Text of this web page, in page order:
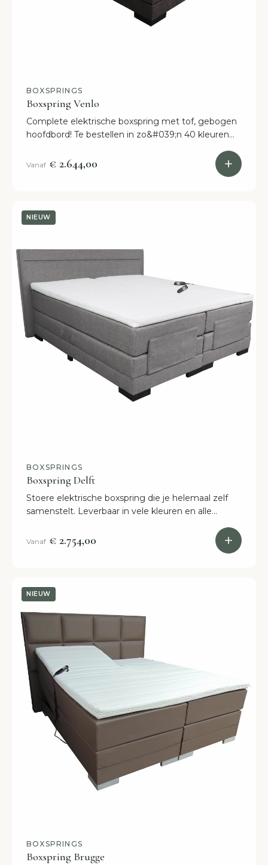
BOXSPRINGS
Boxspring Venlo
Complete elektrische boxspring met tof, gebogen
hoofdbord! Te bestellen in zo&#039;n 40 kleuren
weken in huis!
Vanaf € 2.644,00
NIEUW
BOXSPRINGS
Boxspring Delft
Stoere elektrische boxspring die je helemaal zelf
samenstelt. Leverbaar in vele kleuren en alle
Vanaf € 2.754,00
NIEUW
BOXSPRINGS
Boxspring Brugge